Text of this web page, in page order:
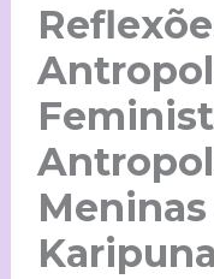
Karipuna